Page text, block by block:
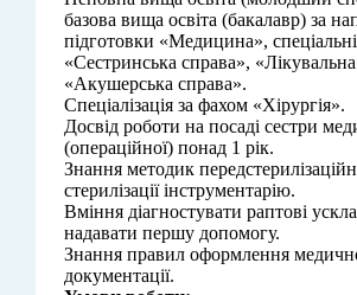
базова вища освіта (бакалавр) за
підготовки «Медицина»,
«Сестринська справа»,
«Акушерська справа».
Спеціалізація за фахом «Хірургія».
Досвід роботи на посаді сестри
(операційної) понад 1 рік.
Знання методик
стерилізації інструментарію.
Вміння діагностувати раптові
надавати першу допомогу.
Знання правил оформлення
документації.